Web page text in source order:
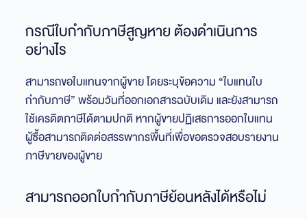
กรณีใบกำกับภาษีสูญหาย ต้องดำเนินการ
อย่างไร
สามารถขอใบแทนจากผู้ขาย โดยระบุข้อความ “ใบแทนใบ
กำกับภาษี” พร้อมวันที่ออกเอกสารฉบับเดิม และยังสามารถ
ใช้เครดิตภาษีได้ตามปกติ หากผู้ขายปฏิเสธการออกใบแทน
ผู้ซื้อสามารถติดต่อสรรพากรพื้นที่เพื่อขอตรวจสอบรายงาน
ภาษีขายของผู้ขาย
สามารถออกใบกำกับภาษีย้อนหลังได้หรือไม่